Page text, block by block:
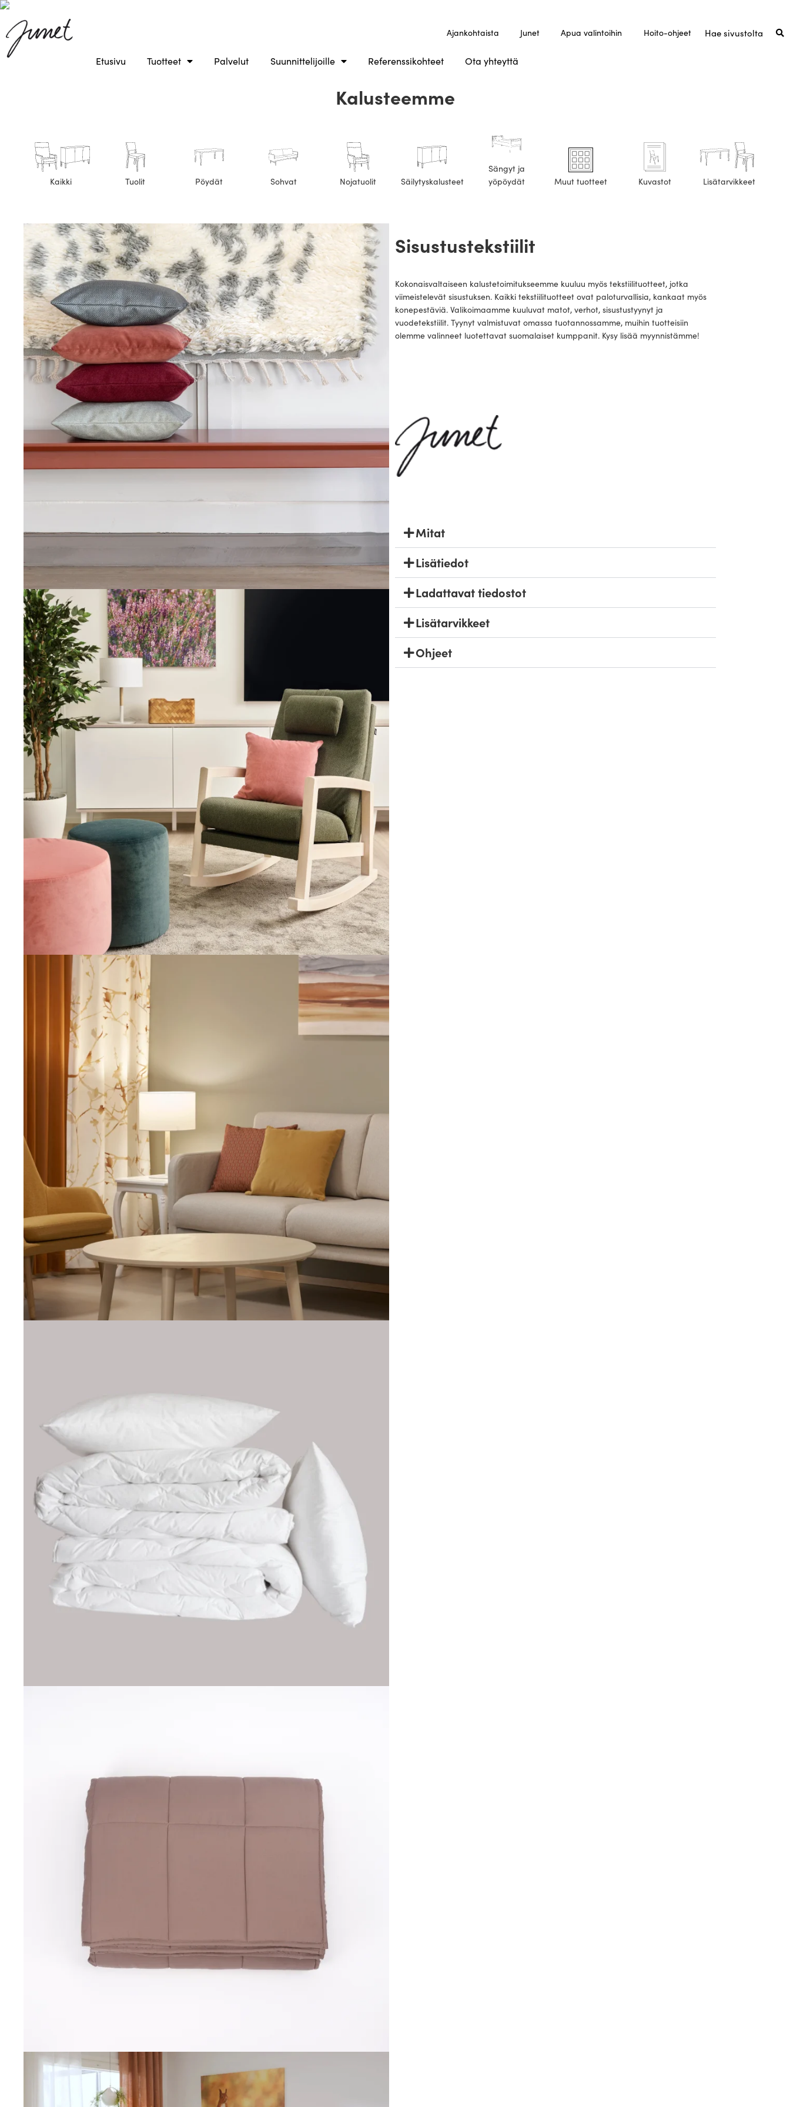
Ajankohtaista Junet Apua valintoihin Hoito-ohjeet
Etusivu Tuotteet Palvelut Suunnittelijoille Referenssikohteet Ota yhteyttä
Kalusteemme
Kaikki Tuolit Pöydät Sohvat Nojatuolit Säilytyskalusteet
Sängyt ja
yöpöydät
Muut tuotteet Kuvastot Lisätarvikkeet
Sisustustekstiilit
Kokonaisvaltaiseen kalustetoimitukseemme kuuluu myös tekstiilituotteet, jotka
viimeistelevät sisustuksen. Kaikki tekstiilituotteet ovat paloturvallisia, kankaat myös
konepestäviä. Valikoimaamme kuuluvat matot, verhot, sisustustyynyt ja
vuodetekstiilit. Tyynyt valmistuvat omassa tuotannossamme, muihin tuotteisiin
olemme valinneet luotettavat suomalaiset kumppanit. Kysy lisää myynnistämme!
Mitat
Lisätiedot
Ladattavat tiedostot
Lisätarvikkeet
Ohjeet